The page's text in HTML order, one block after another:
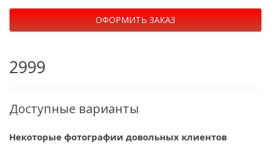
ОФОРМИТЬ ЗАКАЗ
2999
Доступные варианты
Некоторые фотографии довольных клиентов